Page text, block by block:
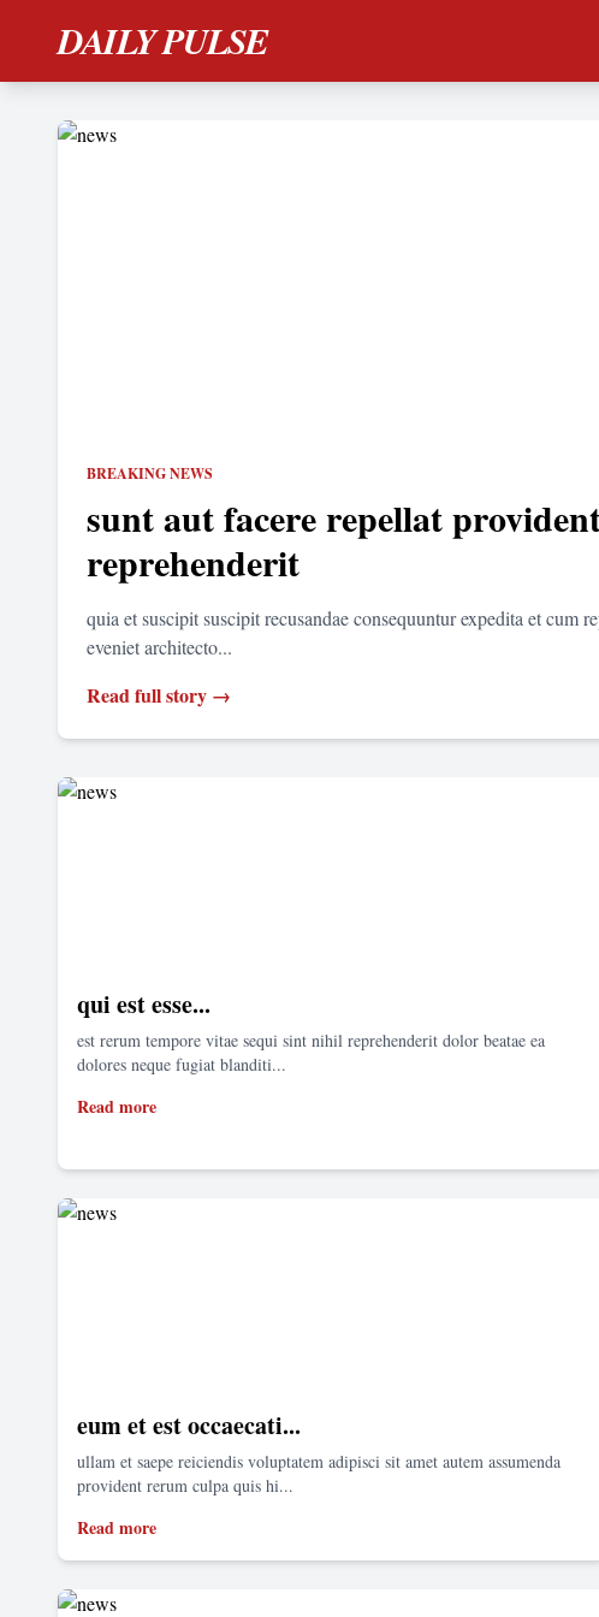
DAILY PULSE
BREAKING NEWS
sunt aut facere repellat
reprehenderit
quia et suscipit suscipit recusandae consequuntur expedita et cum
eveniet architecto...
Read full story →
qui est esse...
est rerum tempore vitae sequi sint nihil reprehenderit dolor beatae ea
dolores neque fugiat blanditi...
Read more
eum et est occaecati...
ullam et saepe reiciendis voluptatem adipisci sit amet autem assumenda
provident rerum culpa quis hi...
Read more